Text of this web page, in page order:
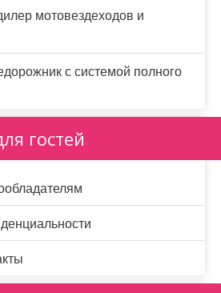
мотовездеходов и
с системой полного
гостей